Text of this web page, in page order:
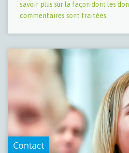
savoir plus sur la façon dont les
commentaires sont traitées
Contact